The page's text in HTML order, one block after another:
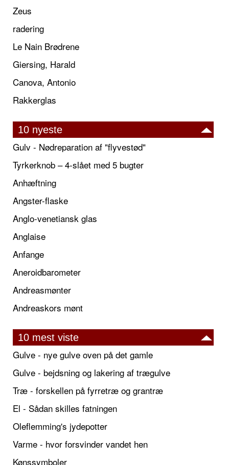
Zeus
radering
Le Nain Brødrene
Giersing, Harald
Canova, Antonio
Rakkerglas
10 nyeste
Gulv - Nødreparation af "flyvestød"
Tyrkerknob – 4-slået med 5 bugter
Anhæftning
Angster-flaske
Anglo-venetiansk glas
Anglaise
Anfange
Aneroidbarometer
Andreasmønter
Andreaskors mønt
10 mest viste
Gulve - nye gulve oven på det gamle
Gulve - bejdsning og lakering af trægulve
Træ - forskellen på fyrretræ og grantræ
El - Sådan skilles fatningen
Oleflemming's jydepotter
Varme - hvor forsvinder vandet hen
Kønssymboler